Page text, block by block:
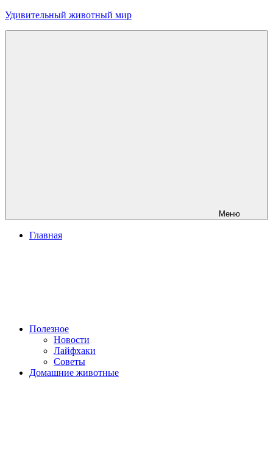
Перейти
Удивительный животный мир
Меню
Главная
Полезное
Новости
Лайфхаки
Советы
Домашние животные